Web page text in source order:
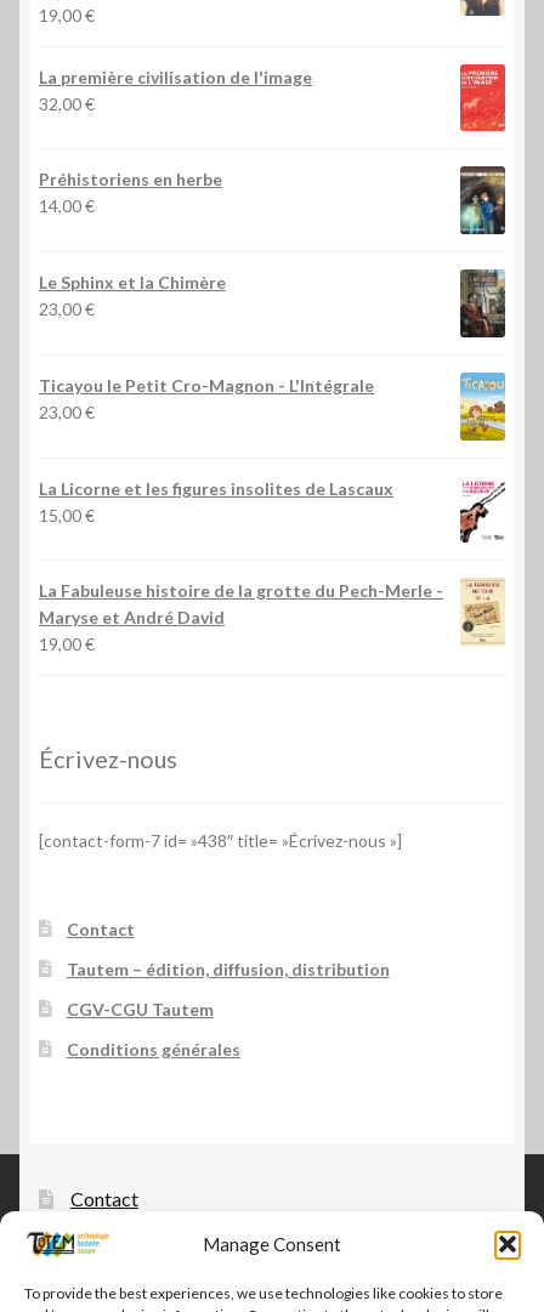
Manage Consent
To provide the best experiences, we use technologies like cookies to store
19,00€
La première civilisation de l'image
32,00€
Préhistoriens en herbe
14,00€
Le Sphinx et la Chimère
23,00€
Ticayou le Petit Cro-Magnon - L'Intégrale
23,00€
La Licorne et les figures insolites de Lascaux
15,00€
La Fabuleuse histoire de la grotte du Pech-Merle -
Maryse et André David
19,00€
Écrivez-nous
[contact-form-7 id= »438″ title= »Écrivez-nous »]
Contact
Tautem – édition, diffusion, distribution
CGV-CGU Tautem
Conditions générales
Contact
Tautem – édition, diffusion, distribution
CGV-CGU Tautem